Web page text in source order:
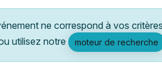
ne correspond à vos
utilisez notre
moteur de recherche